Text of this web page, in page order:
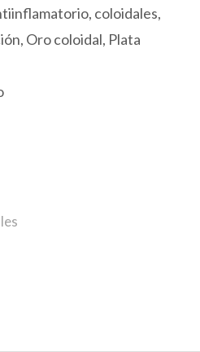
, coloidales,
, Oro coloidal, Plata